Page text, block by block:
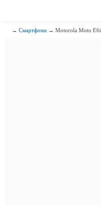
→Смартфони → Motorola Moto E6i